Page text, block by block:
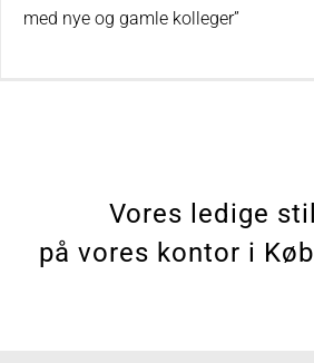
med nye og gamle kolleger”
Vores ledige
på vores kontor i